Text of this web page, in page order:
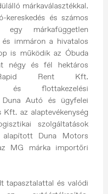
márkaválasztékkal.
kereskedés és számos
egy márkafüggetlen
immáron a hivatalos
is működik az Óbuda
négy és fél hektáros
Rent Kft.
és flottakezelési
Autó és ügyfelei
az alaptevékenység
szolgáltatások
alapított Duna Motors
MG márka importőri
tapasztalattal és valódi